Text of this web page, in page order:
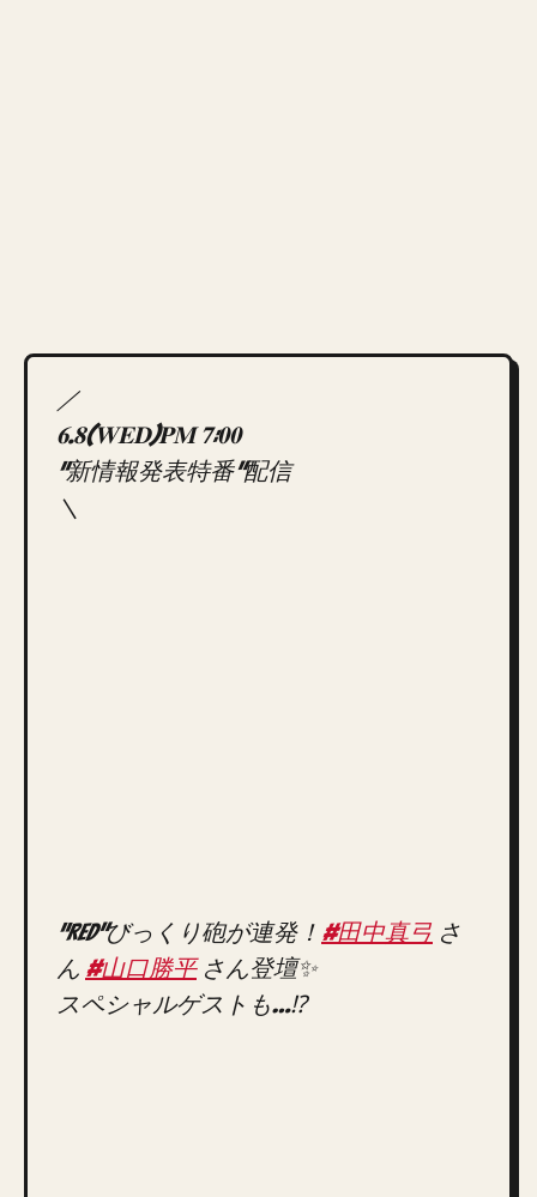
／
𝟔.𝟖(𝐖𝐄𝐃)𝐏𝐌 𝟕:𝟎𝟎
“新情報発表特番”配信
＼
“RED”びっくり砲が連発！ #田中真弓 さ
ん #山口勝平さん登壇✨
スペシャルゲストも…⁉️